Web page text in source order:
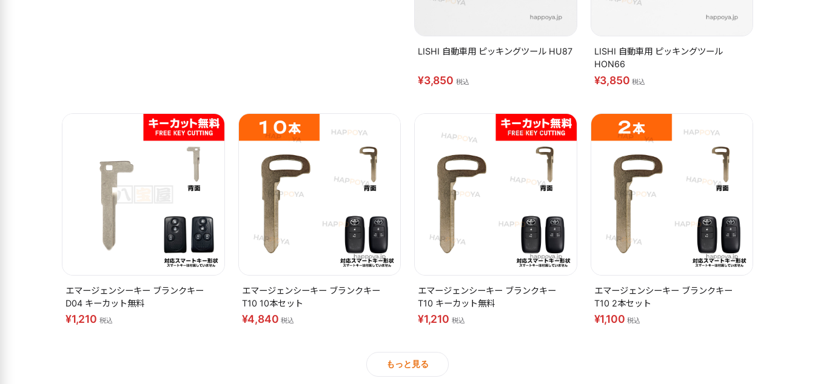
LISHI 自動車用 ピッキングツール HU87
¥3,850 税込
LISHI 自動車用 ピッキングツール
HON66
¥3,850税込
エマージェンシーキー ブランクキー
D04 キーカット無料
¥1,210 税込
エマージェンシーキー ブランクキー
T10 10本セット
¥4,840税込
エマージェンシーキー ブランクキー
T10 キーカット無料
¥1,210 税込
エマージェンシーキー ブランクキー
T10 2本セット
¥1,100税込
もっと見る